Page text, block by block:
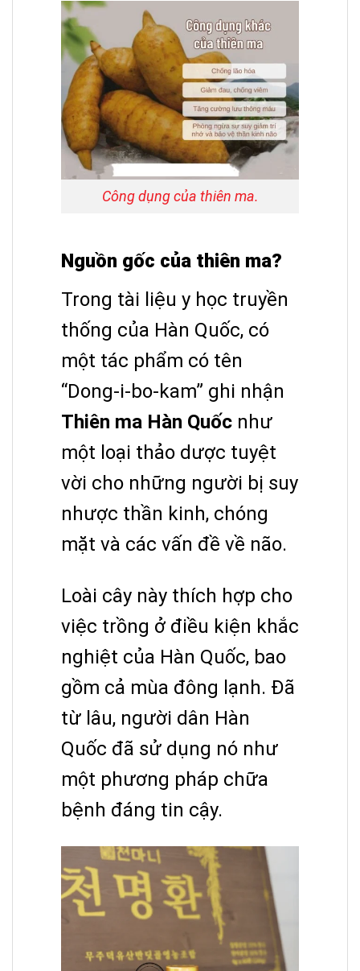
Công dụng của thiên ma.
Nguồn gốc của thiên ma?
Trong tài liệu y học truyền
thống của Hàn Quốc, có
một tác phẩm có tên
“Dong-i-bo-kam” ghi nhận
Thiên ma Hàn Quốc như
một loại thảo dược tuyệt
vời cho những người bị suy
nhược thần kinh, chóng
mặt và các vấn đề về não.
Loài cây này thích hợp cho
việc trồng ở điều kiện khắc
nghiệt của Hàn Quốc, bao
gồm cả mùa đông lạnh. Đã
từ lâu, người dân Hàn
Quốc đã sử dụng nó như
một phương pháp chữa
bệnh đáng tin cậy.